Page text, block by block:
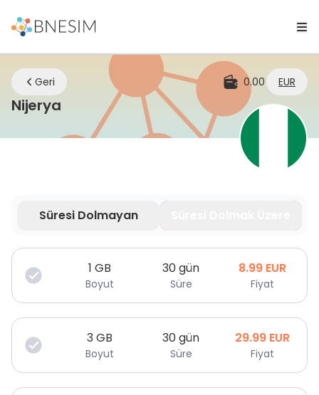
Geri 0.00 EUR
NijeryaeSIM | Nerede olursanız olun
Süresi Dolmayan
Veriniz sınırlı süre için geçerlidir.
1 GB
Boyut
30 gün
Süre
8.99 EUR
Fiyat
3GB
Boyut
30 gün
Süre
29.99 EUR
Fiyat